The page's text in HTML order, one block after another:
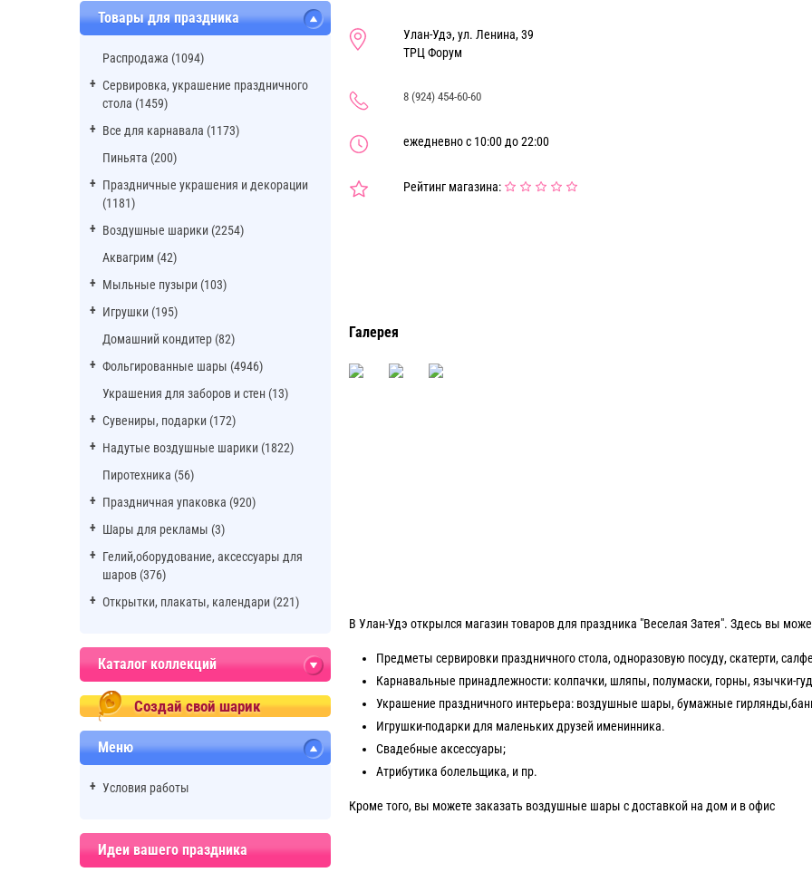
Товары для праздника
Распродажа (1094)
Сервировка, украшение праздничного
стола (1459)
Все для карнавала (1173)
Пиньята (200)
Праздничные украшения и декорации
(1181)
Воздушные шарики (2254)
Аквагрим (42)
Мыльные пузыри (103)
Игрушки (195)
Домашний кондитер (82)
Фольгированные шары (4946)
Украшения для заборов и стен (13)
Сувениры, подарки (172)
Надутые воздушные шарики (1822)
Пиротехника (56)
Праздничная упаковка (920)
Шары для рекламы (3)
Гелий,оборудование, аксессуары для
шаров (376)
Открытки, плакаты, календари (221)
Каталог коллекций
Создай свой шарик
Меню
Условия работы
Идеи вашего праздника
Улан-Удэ, ул. Ленина, 39
ТРЦ Форум
8 (924) 454-60-60
ежедневно с 10:00 до 22:00
Рейтинг магазина:
Галерея
В Улан-Удэ открылся магазин товаров для праздника "Веселая Затея". Здесь вы
Предметы сервировки праздничного стола, одноразовую посуду, скатерти,
Карнавальные принадлежности: колпачки, шляпы, полумаски, горны, язычки-
Украшение праздничного интерьера: воздушные шары, бумажные
Игрушки-подарки для маленьких друзей именинника.
Свадебные аксессуары;
Атрибутика болельщика, и пр.
Кроме того, вы можете заказать воздушные шары с доставкой на дом и в офис